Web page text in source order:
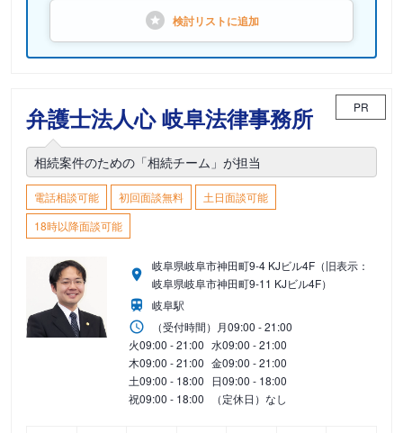
検討リストに追加
弁護士法人心 岐阜法律事務所 PR
相続案件のための「相続チーム」が担当
電話相談可能 初回面談無料
土日面談可能
18時以降面談可能
岐阜県岐阜市神田町9-4 KJビル4F（旧表示：
岐阜県岐阜市神田町9-11 KJビル4F）
岐阜駅
（受付時間） 月09:00 - 21:00
火09:00 - 21:00 水09:00 - 21:00
木09:00 - 21:00 金09:00 - 21:00
土09:00 - 18:00 日09:00 - 18:00
祝09:00 - 18:00 （定休日）なし